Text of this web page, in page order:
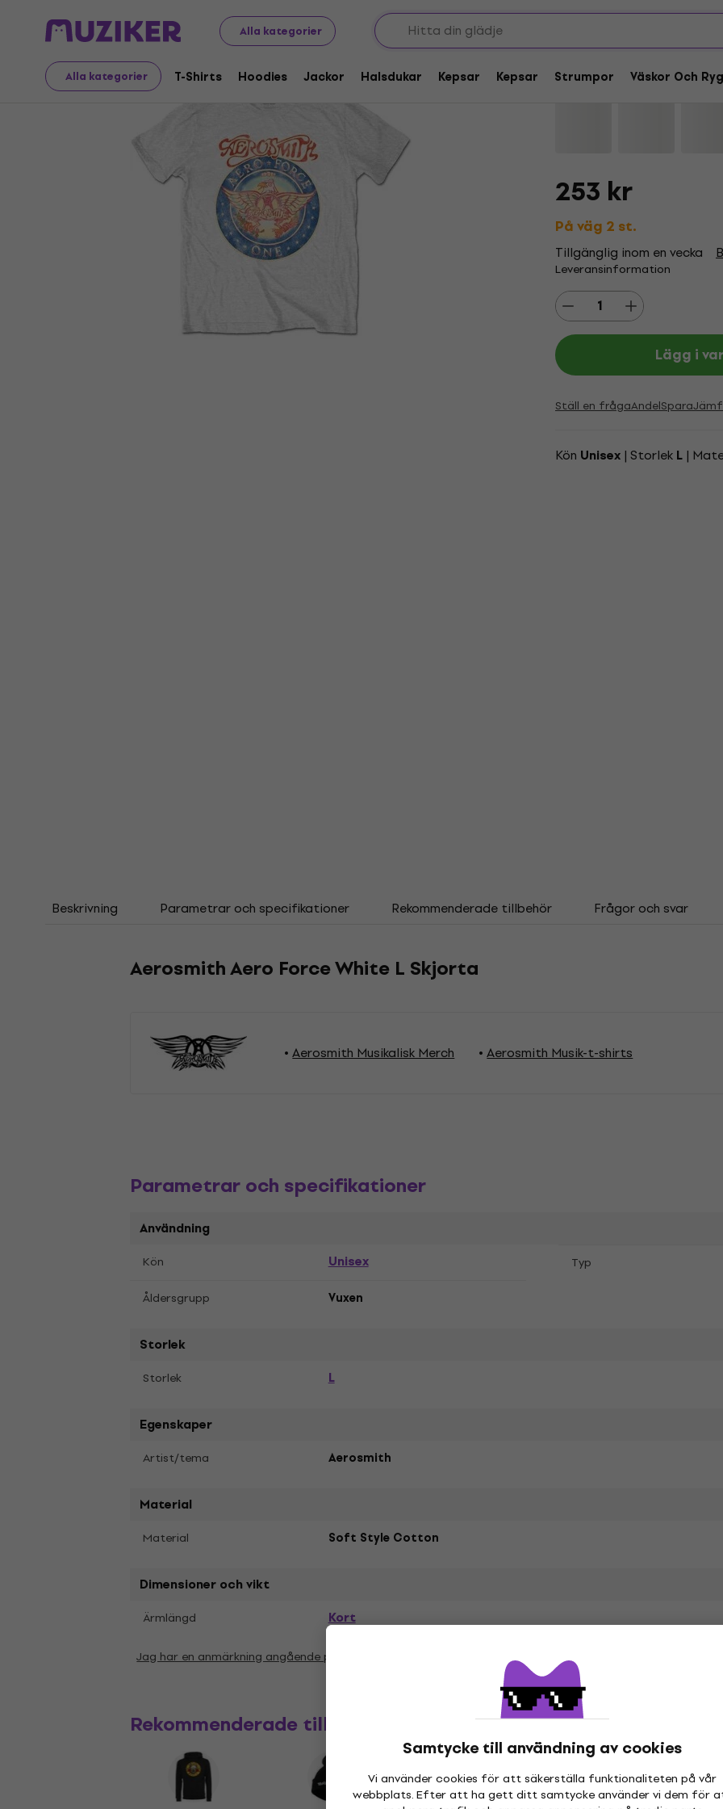
Alla kategorier
Alla kategorier T-Shirts Hoodies Jackor Halsdukar Kepsar Kepsar Strumpor Väskor Och
Samtycke till användning av cookies
Vi använder cookies för att säkerställa funktionaliteten på vår
webbplats. Efter att ha gett ditt samtycke använder vi dem för
Merch Musikalisk Merch T-Shirts
Aerosmith Aero
Varumärke: Aerosmith
253 kr
På väg 2 st.
Tillgänglig inom en vecka
Leveransinformation
Lägg i
Ställ en frågaAndelSpara
Kön Unisex | Storlek L |
Beskrivning Parametrar och specifikationer Rekommenderade tillbehör Frågor och svar
Aerosmith Aero Force White L Skjorta
Aerosmith Musikalisk Merch Aerosmith Musik-t-shirts
Parametrar och specifikationer
Användning
Kön Unisex
Typ
Åldersgrupp
Vuxen
Storlek
Storlek L
Egenskaper
Artist/tema Aerosmith
Material
Material Soft Style Cotton
Dimensioner och vikt
Ärmlängd Kort
Jag har en anmärkning angående parametrarna
Rekommenderade tillbehör